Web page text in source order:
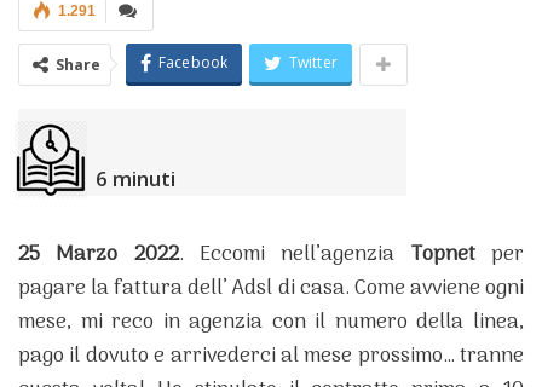
1.291
Share Facebook Twitter
6 minuti
25 Marzo 2022. Eccomi nell’agenzia Topnetper
pagare la fattura dell’ Adsl di casa. Come avviene ogni
mese, mi reco in agenzia con il numero della linea,
pago il dovuto e arrivederci al mese prossimo… tranne